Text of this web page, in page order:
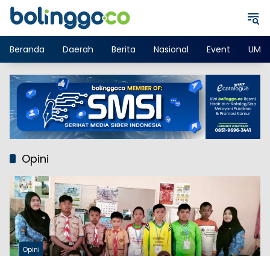
Langsung
Beranda
Daerah Berita Nasional Event
Opini
Opini